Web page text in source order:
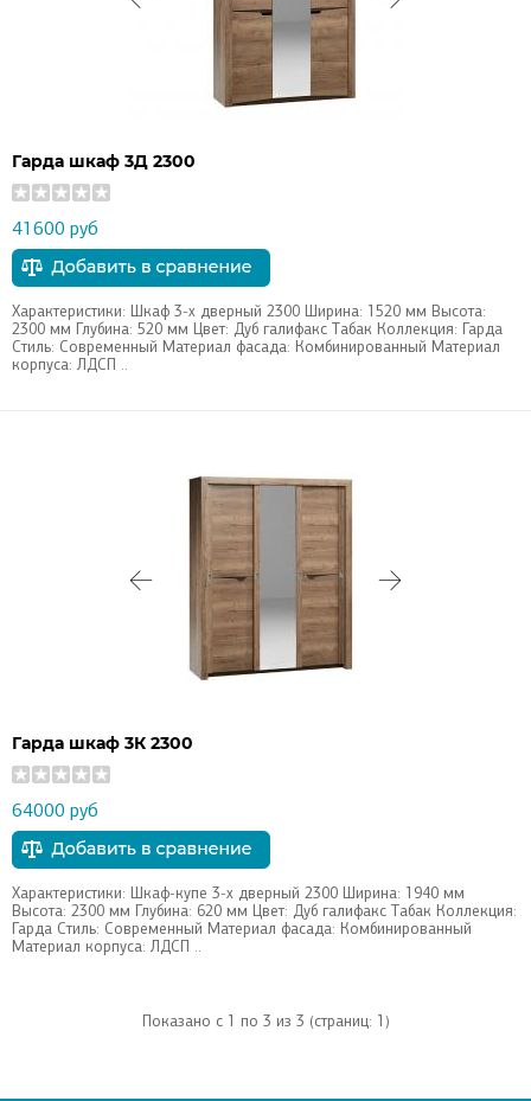
Гарда шкаф 3Д 2300
41600 руб
Характеристики: Шкаф 3-х дверный 2300 Ширина: 1520 мм Высота:
2300 мм Глубина: 520 мм Цвет: Дуб галифакс Табак Коллекция: Гарда
Стиль: Современный Материал фасада: Комбинированный Материал
корпуса: ЛДСП ..
Гарда шкаф 3К 2300
64000 руб
Характеристики: Шкаф-купе 3-х дверный 2300 Ширина: 1940 мм
Высота: 2300 мм Глубина: 620 мм Цвет: Дуб галифакс Табак Коллекция:
Гарда Стиль: Современный Материал фасада: Комбинированный
Материал корпуса: ЛДСП ..
Показано с 1 по 3 из 3 (страниц: 1)